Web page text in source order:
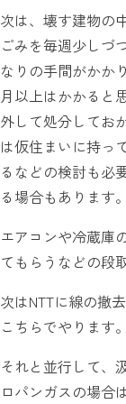
次は、壊す建物の
ごみを毎週少しづ
なりの手間がかか
月以上はかかると
外して処分してお
は仮住まいに持っ
るなどの検討も必
る場合もあります。
エアコンや冷蔵庫
てもらうなどの段
次はNTTに線の撤
こちらでやります。
それと並行して、
ロパンガスの場合